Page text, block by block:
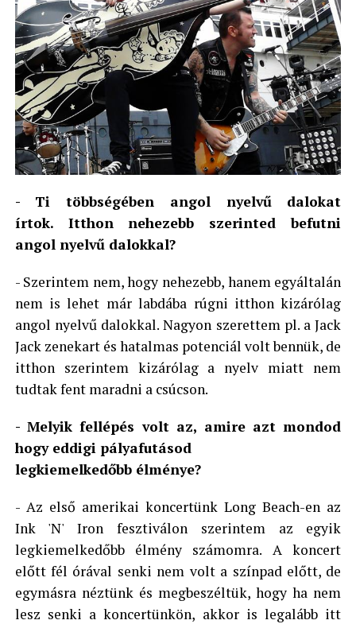
- Ti többségében angol nyelvű dalokat
írtok. Itthon nehezebb szerinted befutni
angol nyelvű dalokkal?
- Szerintem nem, hogy nehezebb, hanem egyáltalán
nem is lehet már labdába rúgni itthon kizárólag
angol nyelvű dalokkal. Nagyon szerettem pl. a Jack
Jack zenekart és hatalmas potenciál volt bennük, de
itthon szerintem kizárólag a nyelv miatt nem
tudtak fent maradni a csúcson.
- Melyik fellépés volt az, amire azt mondod
hogy eddigi pályafutásod
legkiemelkedőbb élménye?
- Az első amerikai koncertünk Long Beach-en az
Ink 'N' Iron fesztiválon szerintem az egyik
legkiemelkedőbb élmény számomra. A koncert
előtt fél órával senki nem volt a színpad előtt, de
egymásra néztünk és megbeszéltük, hogy ha nem
lesz senki a koncertünkön, akkor is legalább itt